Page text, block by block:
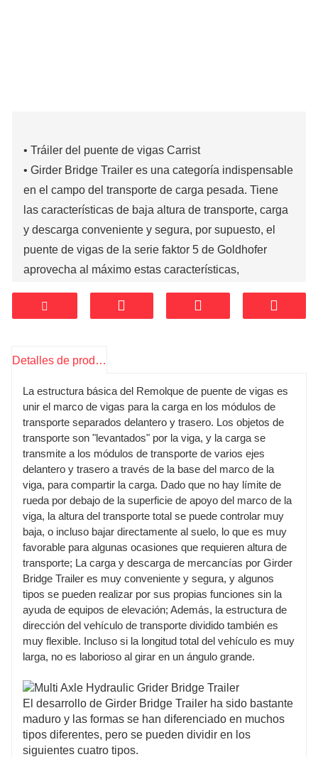
• Tráiler del puente de vigas Carrist
• Girder Bridge Trailer es una categoría indispensable
en el campo del transporte de carga pesada. Tiene
las características de baja altura de transporte, carga
y descarga conveniente y segura, por supuesto, el
puente de vigas de la serie faktor 5 de Goldhofer
aprovecha al máximo estas características,
diseño modular lo convierten en un líder en la
transporte pesado en china y en el extranjero.
Detalles de producto
La estructura básica del Remolque de puente de vigas es
unir el marco de vigas para la carga en los módulos de
transporte separados delantero y trasero. Los objetos de
transporte son "levantados" por la viga, y la carga se
transmite a los módulos de transporte de varios ejes
delantero y trasero a través de la base del marco de la
viga, para compartir la carga. Dado que no hay límite de
rueda por debajo de la superficie de apoyo del marco de la
viga, la altura del transporte total se puede controlar muy
baja, o incluso bajar directamente al suelo, lo que es muy
favorable para algunas ocasiones que requieren altura de
transporte; La carga y descarga de mercancías por Girder
Bridge Trailer es muy conveniente y segura, y algunos
tipos se pueden realizar por sus propias funciones sin la
ayuda de equipos de elevación; Además, la estructura de
dirección del vehículo de transporte dividido también es
muy flexible. Incluso si la longitud total del vehículo es muy
larga, no es laborioso al girar en un ángulo grande.
El desarrollo de Girder Bridge Trailer ha sido bastante
maduro y las formas se han diferenciado en muchos
tipos diferentes, pero se pueden dividir en los
siguientes cuatro tipos.